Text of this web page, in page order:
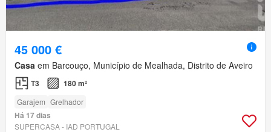
45 000 €
Casa em Barcouço, Município de Mealhada, Distrito de Aveiro
T3 180 m²
Garajem Grelhador
Há 17 dias
SUPERCASA - IAD PORTUGAL